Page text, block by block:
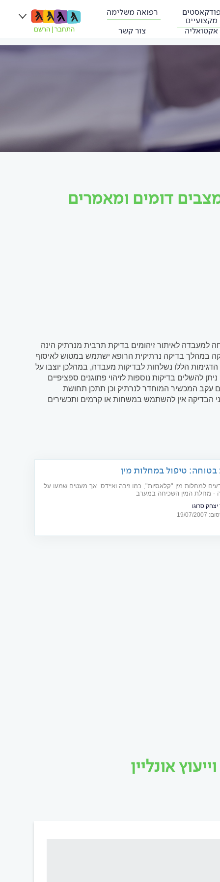
פודקאסטים
מקצועיים
רפואה משלימה
אקטואליה צור קשר התחבר הרשם
דומים ומאמרים
למעבדה לאיתור זיהומים בדיקת תרבית מנרתיק הינה
במהלך בדיקה נרתיקית הרופא ישתמש במטוש לאיסוף
הללו נשלחות לבדיקות מעבדה, במהלכן יוצבו על
ניתן להשלים בדיקות נוספות לזיהוי פתוגנים ספציפיים
עקב המכשיר המוחדר לנרתיק וכן תתכן תחושת
הבדיקה אין להשתמש במשחות או קרמים ותכשירים
בטוחה: טיפול במחלות מין
למחלות מין "קלאסיות", כמו זיבה ואיידס. אך מעטים שמעו על
- מחלת המין השכיחה במערב
יצחק סרוגו
2007
אונליין